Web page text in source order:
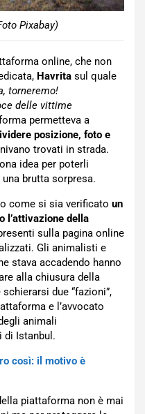
Pixabay)
online, che non
Havrita sul quale
torneremo!
delle vittime
permetteva a
posizione, foto e
trovati in strada.
idea per poterli
brutta sorpresa.
come si sia verificato un
l’attivazione della
sulla pagina online
Gli animalisti e
stava accadendo hanno
alla chiusura della
due “fazioni”,
e l’avvocato
animali
di Istanbul.
così: il motivo è
piattaforma non è mai